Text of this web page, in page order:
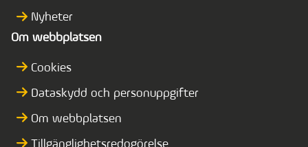
Nyheter
Om webbplatsen
Cookies
Dataskydd och personuppgifter
Om webbplatsen